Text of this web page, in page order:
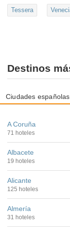
Tessera
Destinos
Ciudades españolas
A Coruña
71 hoteles
Albacete
19 hoteles
Alicante
125 hoteles
Almería
31 hoteles